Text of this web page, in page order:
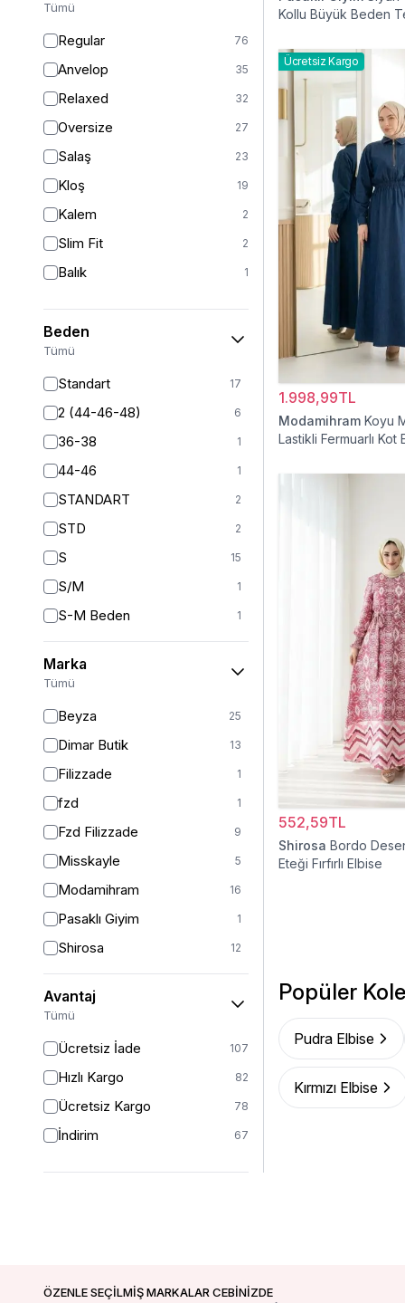
Tümü
Regular 76
Anvelop 35
Relaxed 32
Oversize 27
Salaş 23
Kloş 19
Kalem 2
Slim Fit 2
Balık 1
Beden
Tümü
Standart 17
2 (44-46-48) 6
36-38 1
44-46 1
STANDART 2
STD 2
S 15
S/M 1
S-M Beden 1
M 16
L 11
42
42/44
42-44 4
44 20
46 16
46-48 1
Marka
Tümü
Beyza 25
Dimar Butik 13
Filizzade 1
fzd 1
Fzd Filizzade 9
Misskayle 5
Modamihram 16
Pasaklı Giyim 1
Shirosa 12
Tuncay 8
Westbound 16
Avantaj
Tümü
Ücretsiz İade 107
Hızlı Kargo 82
Ücretsiz Kargo 78
İndirim 67
Kollu Büyük Beden
Ücretsiz Kargo
1.998,99TL
Modamihram Koyu
Lastikli Fermuarlı Kot
552,59TL
Shirosa Bordo
Eteği Fırfırlı Elbise
Popüler
Pudra Elbise
Kırmızı Elbise
ÖZENLE SEÇİLMİŞ MARKALAR CEBİNİZDE